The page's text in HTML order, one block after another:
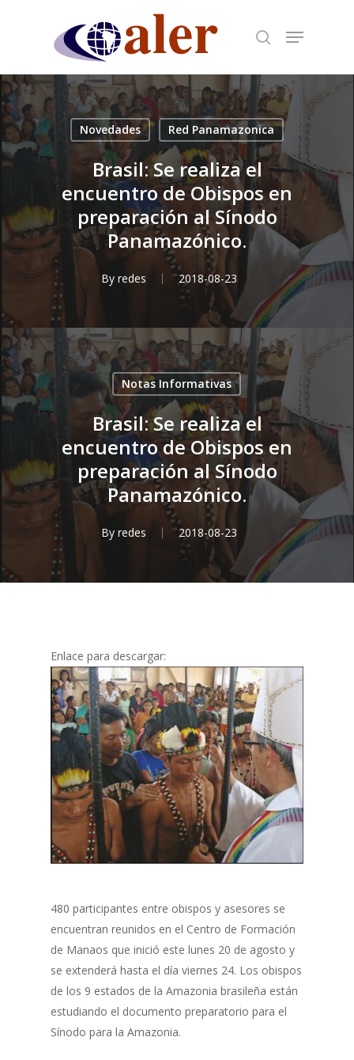
content
Novedades Red Panamazonica
Brasil: Se realiza el
encuentro de Obispos en
preparación al Sínodo
Panamazónico.
By redes 2018-08-23
Notas Informativas
Brasil: Se realiza el
encuentro de Obispos en
preparación al Sínodo
Panamazónico.
By redes 2018-08-23
Enlace para descargar:
480 participantes entre obispos y asesores se
encuentran reunidos en el Centro de Formación
de Manaos que inició este lunes 20 de agosto y
se extenderá hasta el día viernes 24. Los obispos
de los 9 estados de la Amazonia brasileña están
estudiando el documento preparatorio para el
Sínodo para la Amazonia.